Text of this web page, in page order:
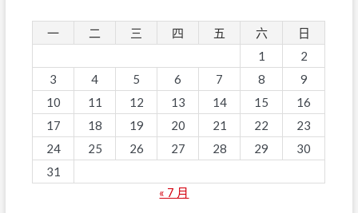
一 二 三 四 五 六
日
1
2
3
4 5 6 7 8
9
10
11 12 13 14 15
16
17
18 19 20 21 22
23
24
25 26 27 28 29
30
31
« 7 月